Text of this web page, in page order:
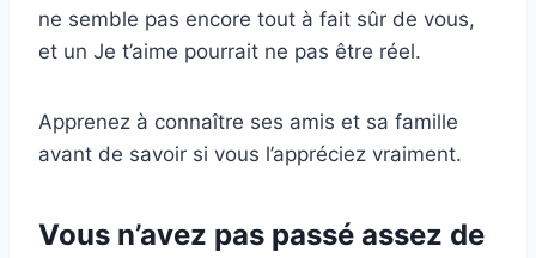
ne semble pas encore tout à fait sûr de vous,
et un Je t’aime pourrait ne pas être réel.
Apprenez à connaître ses amis et sa famille
avant de savoir si vous l’appréciez vraiment.
Vous n’avez pas passé assez de